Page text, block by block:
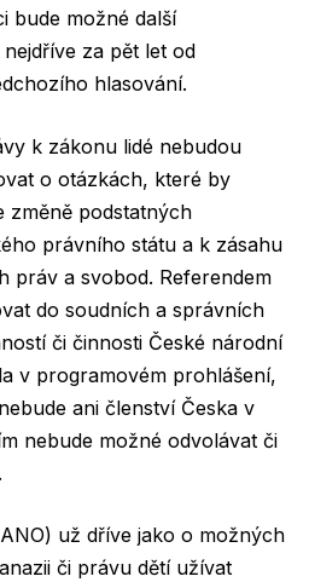
bude možné další
za pět let od
hlasování.
k zákonu lidé nebudou
o otázkách, které by
změně podstatných
právního státu a k zásahu
práv a svobod. Referendem
do soudních a správních
či činnosti České národní
v programovém prohlášení,
ani členství Česka v
nebude možné odvolávat či
už dříve jako o možných
či právu dětí užívat